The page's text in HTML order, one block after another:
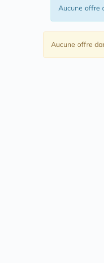
Aucune offre
Aucune offre